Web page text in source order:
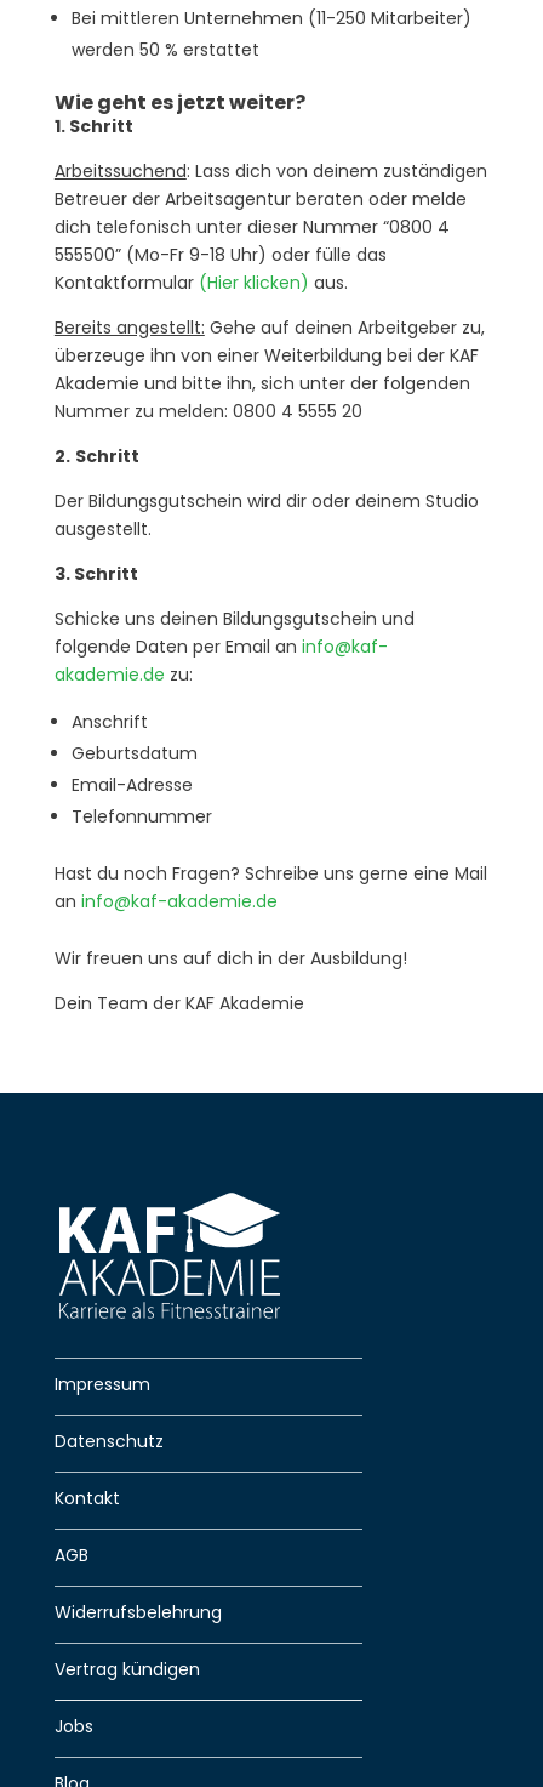
Bei mittleren Unternehmen (11-250 Mitarbeiter)
werden 50 % erstattet
Wie geht es jetzt weiter?
1. Schritt
Arbeitssuchend: Lass dich von deinem zuständigen
Betreuer der Arbeitsagentur beraten oder melde
dich telefonisch unter dieser Nummer “0800 4
555500” (Mo-Fr 9-18 Uhr) oder fülle das
Kontaktformular (Hier klicken) aus.
Bereits angestellt: Gehe auf deinen Arbeitgeber zu,
überzeuge ihn von einer Weiterbildung bei der KAF
Akademie und bitte ihn, sich unter der folgenden
Nummer zu melden: 0800 4 5555 20
2. Schritt
Der Bildungsgutschein wird dir oder deinem Studio
ausgestellt.
3. Schritt
Schicke uns deinen Bildungsgutschein und
folgende Daten per Email an info@kaf-
akademie.de zu:
Anschrift
Geburtsdatum
Email-Adresse
Telefonnummer
Hast du noch Fragen? Schreibe uns gerne eine Mail
an info@kaf-akademie.de
Wir freuen uns auf dich in der Ausbildung!
Dein Team der KAF Akademie
Impressum
Datenschutz
Kontakt
AGB
Widerrufsbelehrung
Vertrag kündigen
Jobs